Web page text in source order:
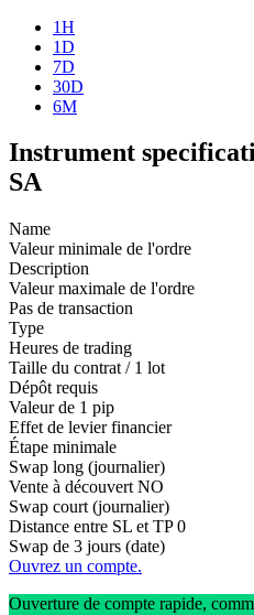
1H
1D
7D
30D
6M
Instrument
SA
Name
Valeur minimale de l'ordre
Description
Valeur maximale de l'ordre
Pas de transaction
Type
Heures de trading
Taille du contrat / 1 lot
Dépôt requis
Valeur de 1 pip
Effet de levier financier
Étape minimale
Swap long (journalier)
Vente à découvert NO
Swap court (journalier)
Distance entre SL et TP 0
Swap de 3 jours (date)
Ouvrez un compte.
Ouverture de compte rapide,